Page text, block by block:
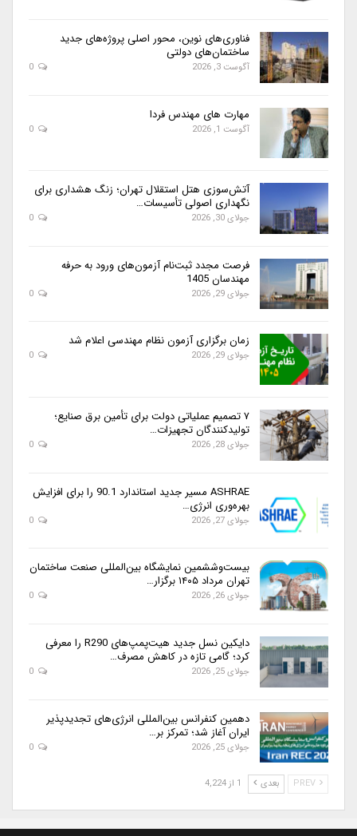
فناوری‌های نوین، محور اصلی پروژه‌های جدید
ساختمان‌های دولتی
آگوست 3, 2026
مهارت های مهندس فردا
آگوست 1, 2026
آتش‌سوزی هتل استقلال تهران؛ زنگ هشداری برای
نگهداری اصولی تأسیسات…
جولای 30, 2026
فرصت مجدد ثبت‌نام آزمون‌های ورود به حرفه
مهندسان 1405
جولای 29, 2026
زمان برگزاری آزمون نظام مهندسی اعلام شد
جولای 29, 2026
۷ تصمیم عملیاتی دولت برای تأمین برق صنایع؛
تولیدکنندگان تجهیزات…
جولای 28, 2026
ASHRAE مسیر جدید استاندارد 90.1 را برای افزایش
بهره‌وری انرژی…
جولای 27, 2026
بیست‌وششمین نمایشگاه بین‌المللی صنعت ساختمان
تهران مرداد ۱۴۰۵ برگزار…
جولای 26, 2026
دایکین نسل جدید هیت‌پمپ‌های R290 را معرفی
کرد؛ گامی تازه در کاهش مصرف…
جولای 25, 2026
دهمین کنفرانس بین‌المللی انرژی‌های تجدیدپذیر
ایران آغاز شد؛ تمرکز بر…
جولای 25, 2026
بعدی 1 از 4,224